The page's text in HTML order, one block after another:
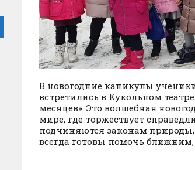
В новогодние каникулы
встретились в Кукольном
месяцев». Это волшебная
мире, где торжествует
подчиняются законам
всегда готовы помочь